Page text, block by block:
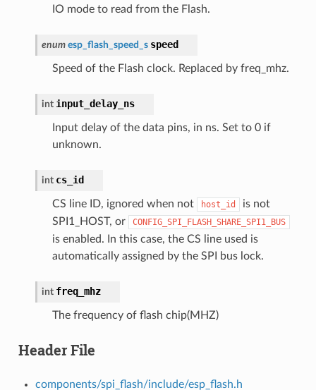
IO mode to read from the Flash.
enum esp_flash_speed_s speed
Speed of the Flash clock. Replaced by freq_mhz.
int input_delay_ns
Input delay of the data pins, in ns. Set to 0 if
unknown.
int cs_id
CS line ID, ignored when not host_id
is not
SPI1_HOST, or
CONFIG_SPI_FLASH_SHARE_SPI1_BUS
is enabled. In this case, the CS line used is
automatically assigned by the SPI bus lock.
int freq_mhz
The frequency of flash chip(MHZ)
Header File
components/spi_flash/include/esp_flash.h